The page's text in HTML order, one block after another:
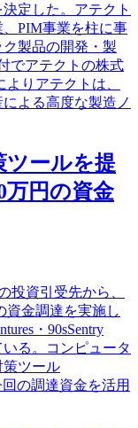
定した。アテクト
PIM事業を柱に事
製品の開発・製
でアテクトの株式
りアテクトは、
よる高度な製造ノ
ツールを提
万円の資金
投資引受先から、
資金調達を実施し
・90sSentry
る。コンピュータ
策ツール
回の調達資金を活用